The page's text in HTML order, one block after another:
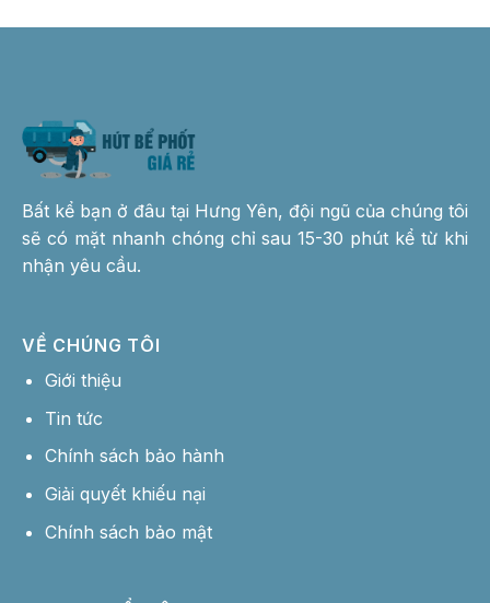
Bất kể bạn ở đâu tại Hưng Yên, đội ngũ của chúng tôi
sẽ có mặt nhanh chóng chỉ sau 15-30 phút kể từ khi
nhận yêu cầu.
VỀ CHÚNG TÔI
Giới thiệu
Tin tức
Chính sách bảo hành
Giải quyết khiếu nại
Chính sách bảo mật